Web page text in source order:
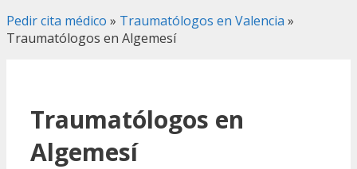
Pedir cita médico » Traumatólogos en Valencia »
Traumatólogos en Algemesí
Traumatólogos en
Algemesí